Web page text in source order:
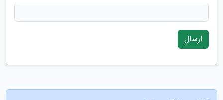
ارسال